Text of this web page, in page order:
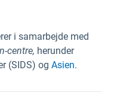
i samarbejde med
centre, herunder
(SIDS) og Asien.